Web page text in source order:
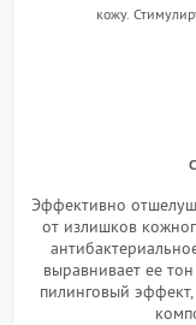
кожу.
Эффективно
от излишков
выравнивает ее
пилинговый